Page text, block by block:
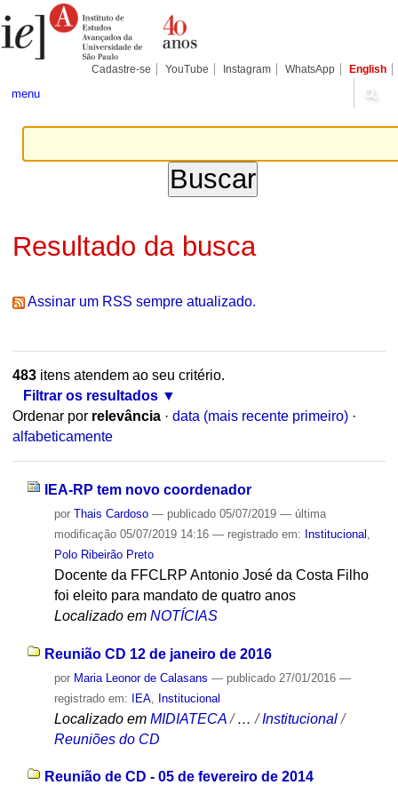
para
conteúdo.
Pessoais
Cadastre-se YouTube Instagram WhatsApp English
menu
Resultado da busca
Assinar um RSS sempre atualizado.
483itens atendem ao seu critério.
Filtrar os resultados
Ordenar por relevância · data (mais recente primeiro) ·
alfabeticamente
IEA-RP tem novo coordenador
por Thais Cardoso — publicado05/07/2019 — última
modificação05/07/2019 14:16 — registrado em: Institucional
Polo Ribeirão Preto
Docente da FFCLRP Antonio José da Costa Filho
foi eleito para mandato de quatro anos
Localizado em NOTÍCIAS
Reunião CD 12 de janeiro de 2016
por Maria Leonor de Calasans — publicado27/01/2016 —
registrado em: IEA, Institucional
Localizado em MIDIATECA /…/Institucional /
Reuniões do CD
Reunião de CD - 05 de fevereiro de 2014